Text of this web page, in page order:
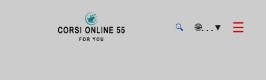
🔍 🌐. . .▼ ☰